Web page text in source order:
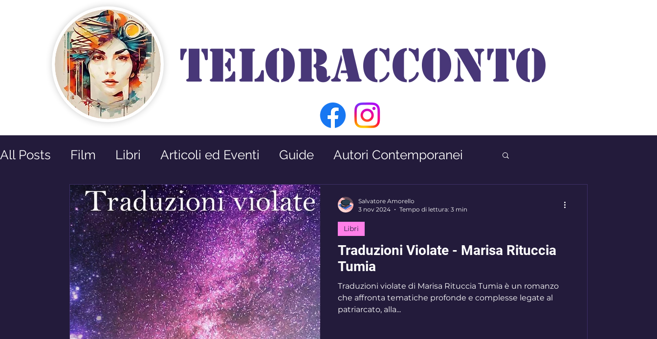
TELORACCONTO
All Posts Film Libri Articoli ed Eventi Guide Autori Contemporanei
Prossime Uscite Riflessioni Premio Nabokov Interviste
Traduzioni Violate - Marisa Rituccia
Tumia
Traduzioni violate di Marisa Rituccia Tumia è un romanzo
che affronta tematiche profonde e complesse legate al
patriarcato, alla...
Libri
Salvatore Amorello
3 nov 2024
Tempo di lettura: 3 min